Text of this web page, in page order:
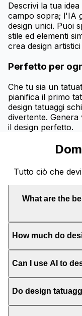
Descrivi la tua
campo sopra; l'IA
design unici. Puoi
stile ed elementi
crea design
Perfetto per
Che tu sia un
pianifica il primo
design tatuaggi
divertente.
il design perfetto.
Tutto ciò che
What are the
How much do
Can I use AI to
Do design